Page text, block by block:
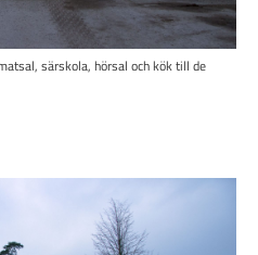
särskola, hörsal och kök till de